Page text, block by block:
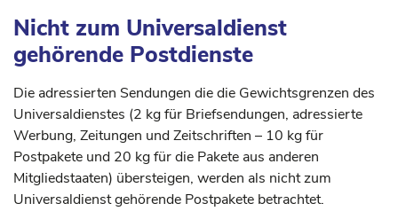
Nicht zum Universaldienst
gehörende Postdienste
Die adressierten Sendungen die die Gewichtsgrenzen des
Universaldienstes (2 kg für Briefsendungen, adressierte
Werbung, Zeitungen und Zeitschriften – 10 kg für
Postpakete und 20 kg für die Pakete aus anderen
Mitgliedstaaten) übersteigen, werden als nicht zum
Universaldienst gehörende Postpakete betrachtet.